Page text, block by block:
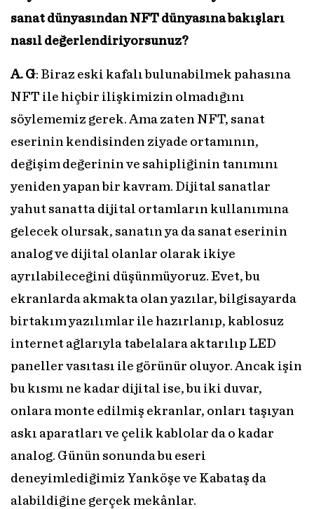
sanat dünyasından NFT dünyasına bakışları
nasıl değerlendiriyorsunuz?
A. G: Biraz eski kafalı bulunabilmek pahasına
NFT ile hiçbir ilişkimizin olmadığını
söylememiz gerek. Ama zaten NFT, sanat
eserinin kendisinden ziyade ortamının,
değişim değerinin ve sahipliğinin tanımını
yeniden yapan bir kavram. Dijital sanatlar
yahut sanatta dijital ortamların kullanımına
gelecek olursak, sanatın ya da sanat eserinin
analog ve dijital olanlar olarak ikiye
ayrılabileceğini düşünmüyoruz. Evet, bu
ekranlarda akmakta olan yazılar, bilgisayarda
birtakım yazılımlar ile hazırlanıp, kablosuz
internet ağlarıyla tabelalara aktarılıp LED
paneller vasıtası ile görünür oluyor. Ancak işin
bu kısmı ne kadar dijital ise, bu iki duvar,
onlara monte edilmiş ekranlar, onları taşıyan
askı aparatları ve çelik kablolar da o kadar
analog. Günün sonunda bu eseri
deneyimlediğimiz Yanköşe ve Kabataş da
alabildiğine gerçek mekânlar.